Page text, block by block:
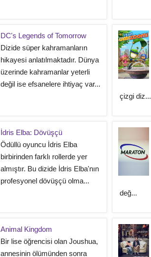
DC's Legends of Tomorrow
Dizide süper kahramanların
hikayesi anlatılmaktadır. Dünya
üzerinde kahramanlar yeterli
değil ise efsanelere ihtiyaç var...
çizgi diz...
İdris Elba: Dövüşçü
Ödüllü oyuncu İdris Elba
birbirinden farklı rollerde yer
almıştır. Bu dizide İdris Elba'nın
profesyonel dövüşçü olma...
değ...
Animal Kingdom
Bir lise öğrencisi olan Joushua,
annesinin ölümünden sonra